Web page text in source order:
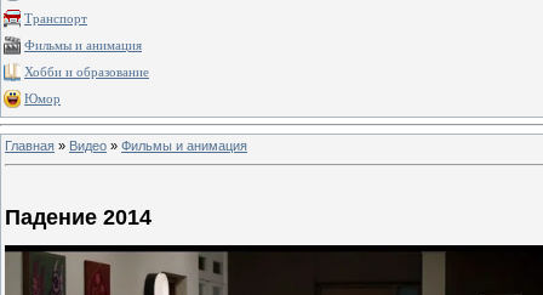
Транспорт
Фильмы и анимация
Хобби и образование
Юмор
Главная » Видео » Фильмы и анимация
Падение 2014